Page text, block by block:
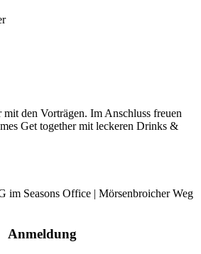
den Vorträgen. Im Anschluss freuen
Get together mit leckeren Drinks &
Seasons Office | Mörsenbroicher Weg
Anmeldung